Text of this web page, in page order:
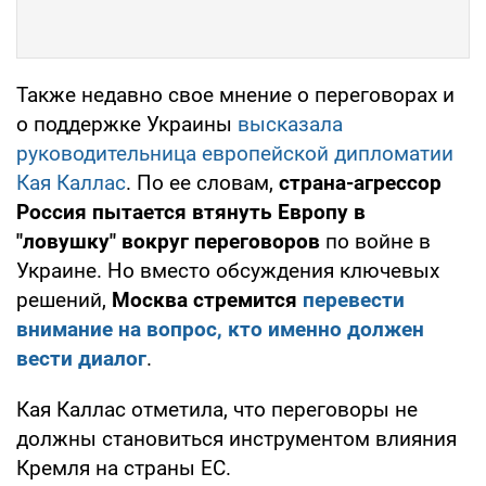
Также недавно свое мнение о переговорах и
о поддержке Украины высказала
руководительница европейской дипломатии
Кая Каллас. По ее словам, страна-агрессор
Россия пытается втянуть Европу в
"ловушку" вокруг переговоров по войне в
Украине. Но вместо обсуждения ключевых
решений, Москва стремится перевести
внимание на вопрос, кто именно должен
вести диалог.
Кая Каллас отметила, что переговоры не
должны становиться инструментом влияния
Кремля на страны ЕС.